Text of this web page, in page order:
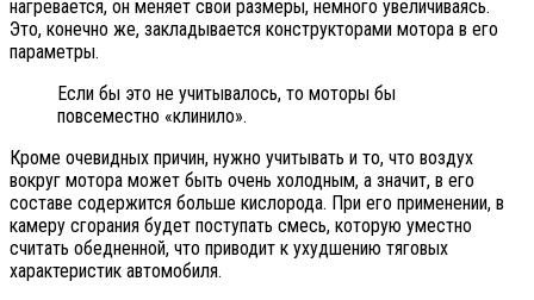
нагревается, он меняет свои размеры, немного увеличиваясь.
Это, конечно же, закладывается конструкторами мотора в его
параметры.
Если бы это не учитывалось, то моторы бы
повсеместно «клинило».
Кроме очевидных причин, нужно учитывать и то, что воздух
вокруг мотора может быть очень холодным, а значит, в его
составе содержится больше кислорода. При его применении, в
камеру сгорания будет поступать смесь, которую уместно
считать обедненной, что приводит к ухудшению тяговых
характеристик автомобиля.